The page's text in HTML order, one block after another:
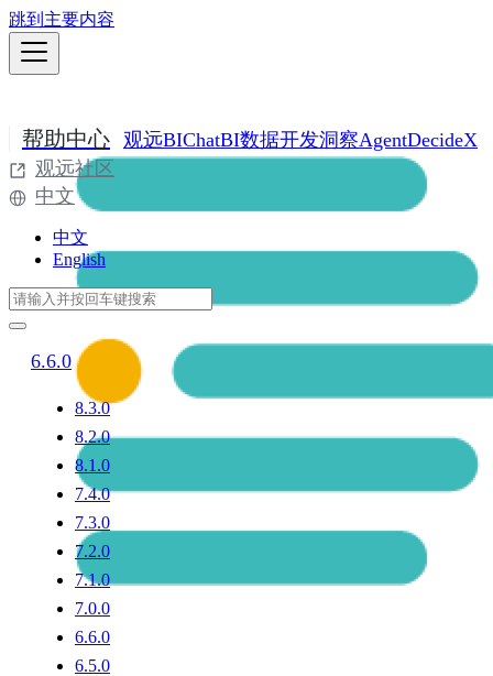
跳到主要内容
帮助中心 观远BIChatBI数据开发洞察AgentDecideX
观远社区
中文
中文
English
6.6.0
8.3.0
8.2.0
8.1.0
7.4.0
7.3.0
7.2.0
7.1.0
7.0.0
6.6.0
6.5.0